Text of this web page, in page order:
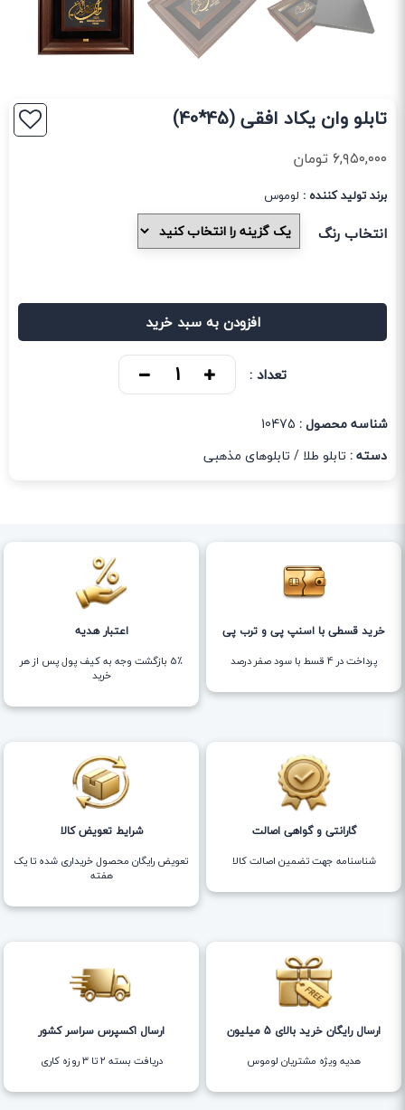
تابلو وان یکاد افقی (45*40)
۶,۹۵۰,۰۰۰ تومان
برند تولید کننده : لوموس
انتخاب رنگ
افزودن به سبد خرید
تعداد :
شناسه محصول : 10475
دسته : تابلو طلا / تابلوهای مذهبی
خرید قسطی با اسنپ پی و ترب پی
پرداخت در 4 قسط با سود صفر درصد
اعتبار هدیه
5٪ بازگشت وجه به کیف پول پس از هر
خرید
گارانتی و گواهی اصالت
شناسنامه جهت تضمین اصالت کالا
شرایط تعویض کالا
تعویض رایگان محصول خریداری شده تا یک
هفته
ارسال رایگان خرید بالای 5 میلیون
هدیه ویژه مشتریان لوموس
ارسال اکسپرس سراسر کشور
دریافت بسته ۲ تا ۳ روزه کاری